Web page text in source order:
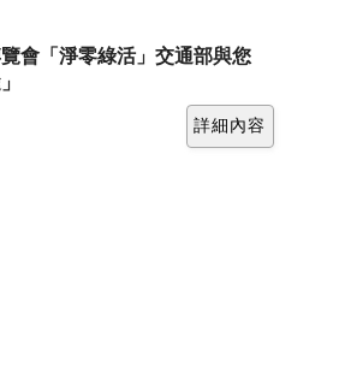
會「淨零綠活」交通部與您
詳細內容